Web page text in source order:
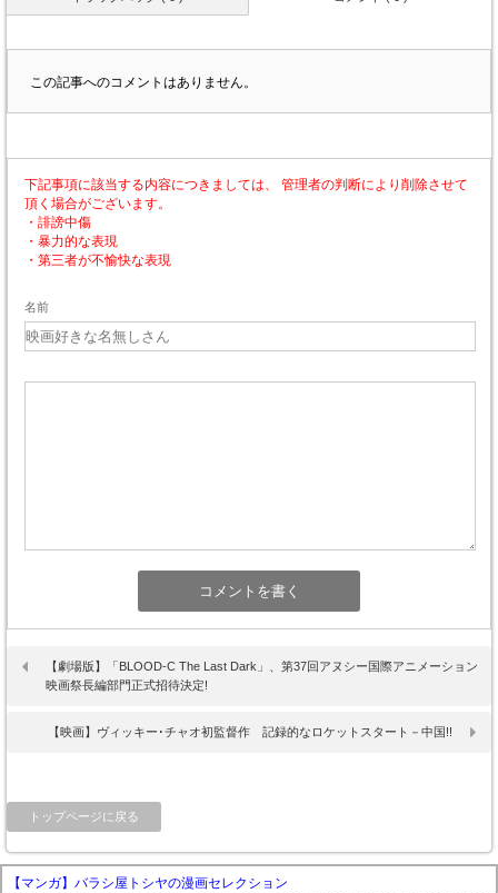
この記事へのコメントはありません。
下記事項に該当する内容につきましては、 管理者の判断により削除させて
頂く場合がございます。
・誹謗中傷
・暴力的な表現
・第三者が不愉快な表現
名前
【劇場版】「BLOOD-C The Last Dark」、第37回アヌシー国際アニメーション
映画祭長編部門正式招待決定!
【映画】ヴィッキー･チャオ初監督作 記録的なロケットスタート－中国!!
トップページに戻る
【マンガ】バラシ屋トシヤの漫画セレクション